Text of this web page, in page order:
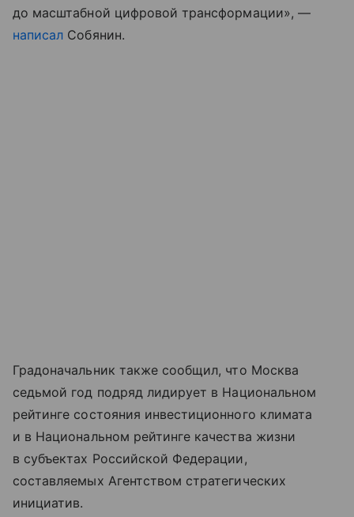
до масштабной цифровой трансформации», —
написал Собянин.
Градоначальник также сообщил, что Москва
седьмой год подряд лидирует в Национальном
рейтинге состояния инвестиционного климата
и в Национальном рейтинге качества жизни
в субъектах Российской Федерации,
составляемых Агентством стратегических
инициатив.